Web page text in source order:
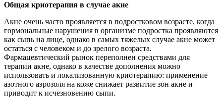
Общая криотерапия в случае акне
Акне очень часто проявляется в подростковом возрасте, когда
гормональные нарушения в организме подростка проявляются
как сыпь на лице, однако в самых тяжелых случае акне может
остаться с человеком и до зрелого возраста.
Фармацевтический рынок переполнен средствами для
терапии акне, однако в качестве дополнения можно
использовать и локализованную криотерапию: применение
азотного аэрозоля на коже снижает развитие зон акне и
приводит к исчезновению сыпи.